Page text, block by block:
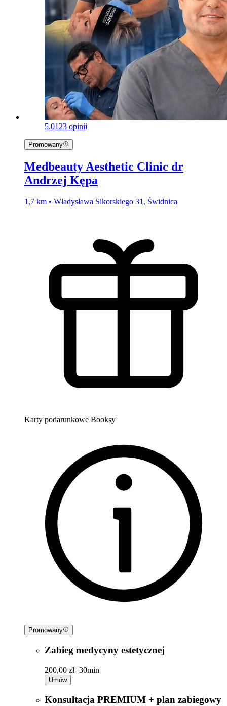
5.0123 opinii
Promowany
Medbeauty Aesthetic Clinic dr
Andrzej Kępa
1,7 km • Władysława Sikorskiego 31, Świdnica
Karty podarunkowe Booksy
Promowany
Zabieg medycyny estetycznej
200,00 zł+30min
Umów
Konsultacja PREMIUM + plan zabiegowy